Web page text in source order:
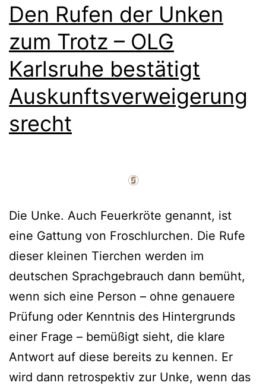
Den Rufen der Unken
zum Trotz – OLG
Karlsruhe bestätigt
Auskunftsverweigerung
srecht
Die Unke. Auch Feuerkröte genannt, ist
eine Gattung von Froschlurchen. Die Rufe
dieser kleinen Tierchen werden im
deutschen Sprachgebrauch dann bemüht,
wenn sich eine Person – ohne genauere
Prüfung oder Kenntnis des Hintergrunds
einer Frage – bemüßigt sieht, die klare
Antwort auf diese bereits zu kennen. Er
wird dann retrospektiv zur Unke, wenn das